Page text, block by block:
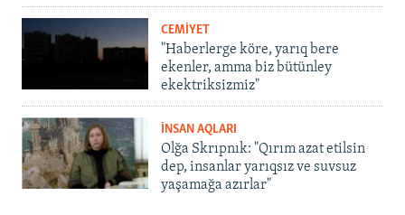
CEMİYET
"Haberlerge köre, yarıq bere
ekenler, amma biz bütünley
ekektriksizmiz"
İNSAN AQLARI
Olğa Skrıpnık: "Qırım azat etilsin
dep, insanlar yarıqsız ve suvsuz
yaşamağa azırlar"